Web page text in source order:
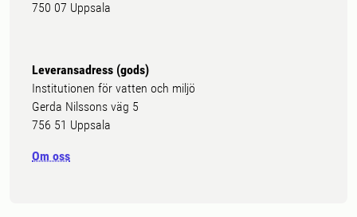
750 07 Uppsala
Leveransadress (gods)
Institutionen för vatten och miljö
Gerda Nilssons väg 5
756 51 Uppsala
Om oss